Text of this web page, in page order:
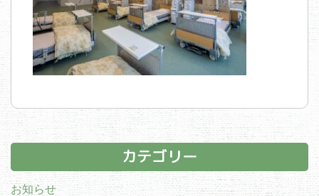
カテゴリー
お知らせ